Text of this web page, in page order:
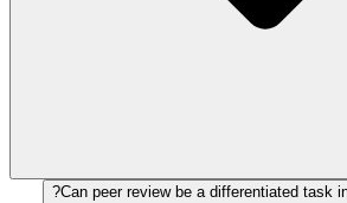
Can peer review be a differentiated task